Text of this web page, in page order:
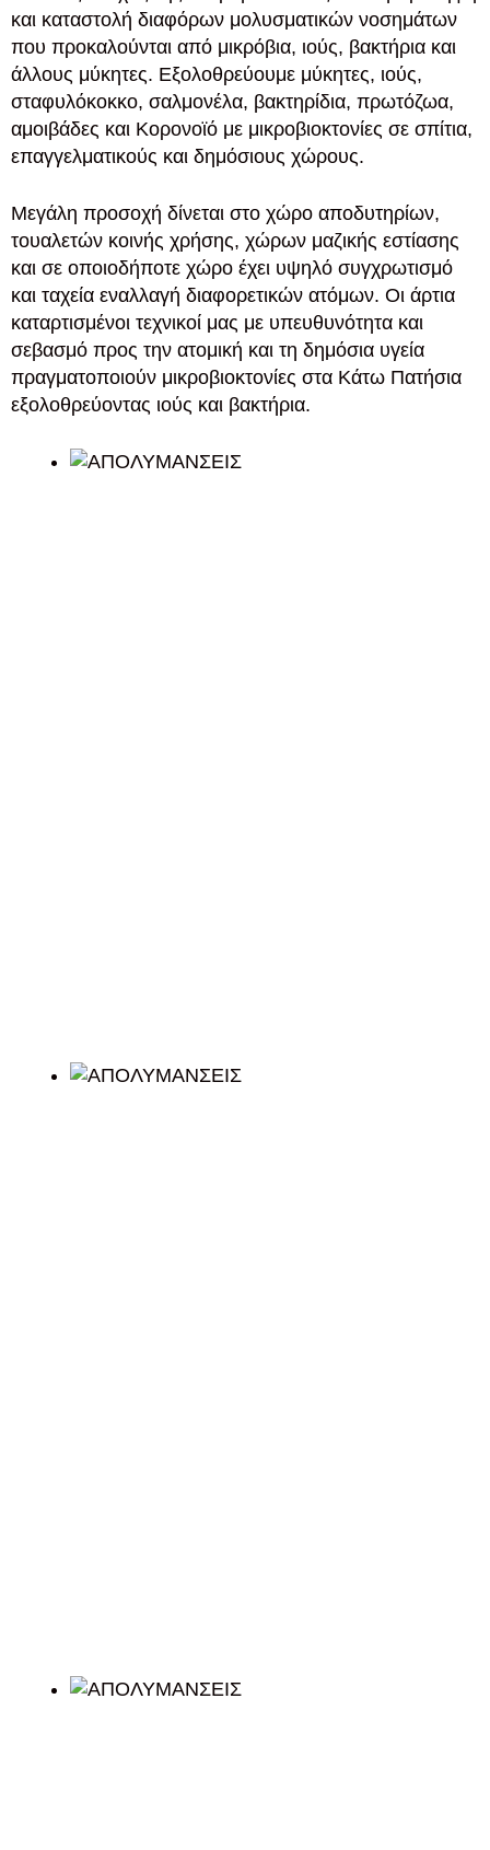
και καταστολή διαφόρων μολυσματικών νοσημάτων
που προκαλούνται από μικρόβια, ιούς, βακτήρια και
άλλους μύκητες. Εξολοθρεύουμε μύκητες, ιούς,
σταφυλόκοκκο, σαλμονέλα, βακτηρίδια, πρωτόζωα,
αμοιβάδες και Κορονοϊό με μικροβιοκτονίες σε σπίτια,
επαγγελματικούς και δημόσιους χώρους.
Μεγάλη προσοχή δίνεται στο χώρο αποδυτηρίων,
τουαλετών κοινής χρήσης, χώρων μαζικής εστίασης
και σε οποιοδήποτε χώρο έχει υψηλό συγχρωτισμό
και ταχεία εναλλαγή διαφορετικών ατόμων. Οι άρτια
καταρτισμένοι τεχνικοί μας με υπευθυνότητα και
σεβασμό προς την ατομική και τη δημόσια υγεία
πραγματοποιούν μικροβιοκτονίες στα Κάτω Πατήσια
εξολοθρεύοντας ιούς και βακτήρια.